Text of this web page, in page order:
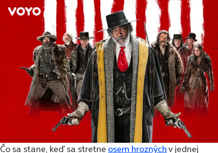
Čo sa stane, keď sa stretne osem hroznýchv jednej